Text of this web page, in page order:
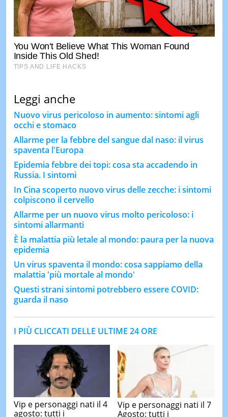
Leggi anche
Nuovo virus pericoloso in aumento: sintomi agli
occhi e stomaco
Allarme per la febbre del sangue dal naso: il virus
spaventa l'Europa
Epidemia febbre dei topi: cosa sta accadendo in
Russia. I sintomi
In Cina scoperto nuovo virus delle zecche: i sintomi
colpiscono il cervello
Allarme per un nuovo virus molto pericoloso: i
sintomi allarmanti
È la malattia più letale al mondo: paura per la nuova
epidemia
Un virus spaventa il mondo: cosa sappiamo della
malattia 'più mortale al mondo'
Questi strani sintomi potrebbero essere COVID:
guarda il naso
I PIÙ CLICCATI DELLE ULTIME 24 ORE
Vip e personaggi nati il 4
agosto: tutti i
Vip e personaggi nati il 7
Agosto: tutti i